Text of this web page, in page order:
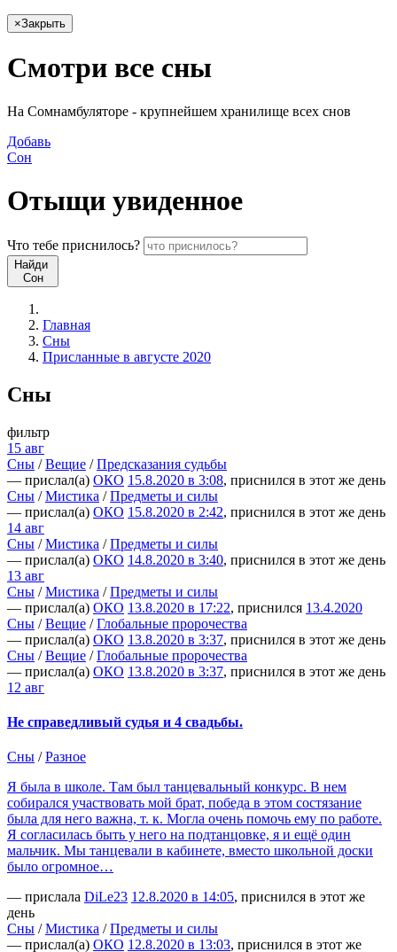
×Закрыть
Смотри все сны
На Сомнамбуляторе - крупнейшем хранилище всех снов
Добавь
Сон
Отыщи увиденное
Что тебе приснилось?
Найди
Сон
Главная
Сны
Присланные в августе 2020
Сны
фильтр
15 авг
Сны /Вещие /Предсказания судьбы
— прислал(а) ОКО 15.8.2020 в 3:08, приснился в этот же день
Сны /Мистика /Предметы и силы
— прислал(а) ОКО 15.8.2020 в 2:42, приснился в этот же день
14 авг
Сны /Мистика /Предметы и силы
— прислал(а) ОКО 14.8.2020 в 3:40, приснился в этот же день
13 авг
Сны /Мистика /Предметы и силы
— прислал(а) ОКО 13.8.2020 в 17:22, приснился 13.4.2020
Сны /Вещие /Глобальные пророчества
— прислал(а) ОКО 13.8.2020 в 3:37, приснился в этот же день
Сны /Вещие /Глобальные пророчества
— прислал(а) ОКО 13.8.2020 в 3:37, приснился в этот же день
12 авг
Не справедливый судья и 4 свадьбы.
Сны /Разное
Я была в школе. Там был танцевальный конкурс. В нем
собирался участвовать мой брат, победа в этом состязание
была для него важна, т. к. Могла очень помочь ему по работе.
Я согласилась быть у него на подтанцовке, я и ещё один
мальчик. Мы танцевали в кабинете, вместо школьной доски
было огромное…
— прислала DiLe23 12.8.2020 в 14:05, приснился в этот же
день
Сны /Мистика /Предметы и силы
— прислал(а) ОКО 12.8.2020 в 13:03, приснился в этот же